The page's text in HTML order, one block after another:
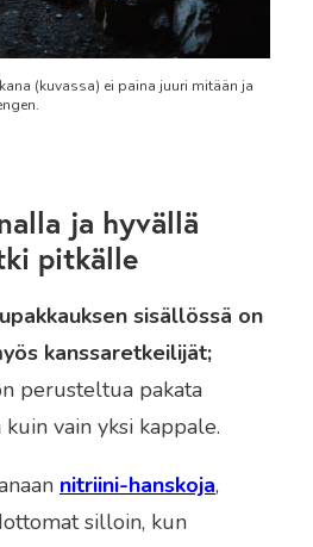
(kuvassa) ei paina juuri mitään ja
ja hyvällä
pitkälle
sisällössä on
kanssaretkeilijät;
perusteltua pakata
vain yksi kappale.
nitriini-hanskoja,
silloin, kun